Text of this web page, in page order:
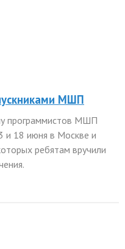
МШП
программистов МШП
и 18 июня в Москве и
ребятам вручили